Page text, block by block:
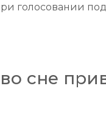
голосовании
сне